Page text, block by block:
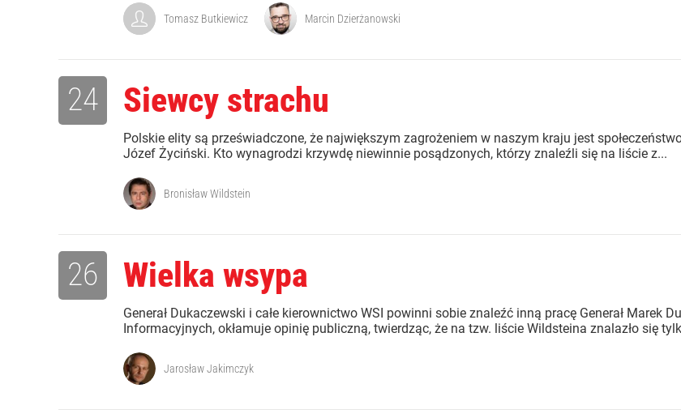
Tomasz Butkiewicz Marcin Dzierżanowski
Siewcy strachu
Polskie elity są przeświadczone, że największym zagrożeniem w naszym kraju jest
Józef Życiński. Kto wynagrodzi krzywdę niewinnie posądzonych, którzy znaleźli się na liście z...
24
Bronisław Wildstein
Wielka wsypa
Generał Dukaczewski i całe kierownictwo WSI powinni sobie znaleźć inną pracę Generał Marek
Informacyjnych, okłamuje opinię publiczną, twierdząc, że na tzw. liście Wildsteina znalazło się
26
Jarosław Jakimczyk